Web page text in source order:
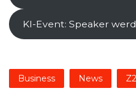
KI-Event: Speaker
Business News